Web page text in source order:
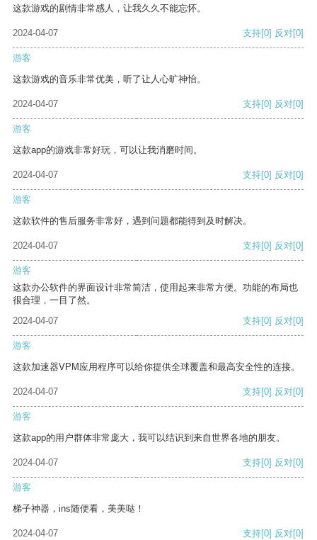
这款游戏的剧情非常感人，让我久久不能忘怀。
2024-04-07 支持[0] 反对[0]
游客
这款游戏的音乐非常优美，听了让人心旷神怡。
2024-04-07 支持[0] 反对[0]
游客
这款app的游戏非常好玩，可以让我消磨时间。
2024-04-07 支持[0] 反对[0]
游客
这款软件的售后服务非常好，遇到问题都能得到及时解决。
2024-04-07 支持[0] 反对[0]
游客
这款办公软件的界面设计非常简洁，使用起来非常方便。功能的布局也
很合理，一目了然。
2024-04-07
支持[0] 反对[0]
游客
这款加速器VPM应用程序可以给你提供全球覆盖和最高安全性的连接。
2024-04-07 支持[0] 反对[0]
游客
这款app的用户群体非常庞大，我可以结识到来自世界各地的朋友。
2024-04-07 支持[0] 反对[0]
游客
梯子神器，ins随便看，美美哒！
2024-04-07 支持[0] 反对[0]